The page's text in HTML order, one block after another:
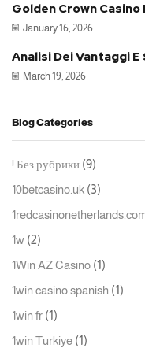
Golden Crown
January 16, 2026
Analisi Dei Vantaggi
March 19, 2026
Blog Categories
! Без рубрики (9)
10betcasino.uk (3)
1w (2)
1Win AZ Casino (1)
1win casino spanish (1)
1win fr (1)
1win Turkiye (1)